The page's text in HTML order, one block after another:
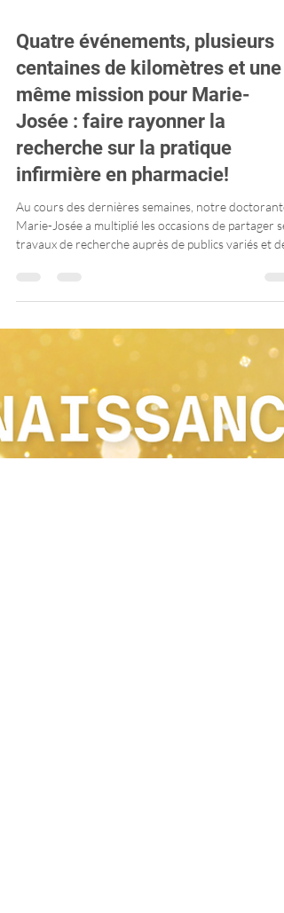
Quatre événements, plusieurs
recherche sur la pratique
infirmière en pharmacie!
Au cours des dernières semaines, notre doctorante
Marie-Josée a multiplié les occasions de partager
travaux de recherche auprès de publics variés et de
contribuer aux discussions sur l'évolution des soins